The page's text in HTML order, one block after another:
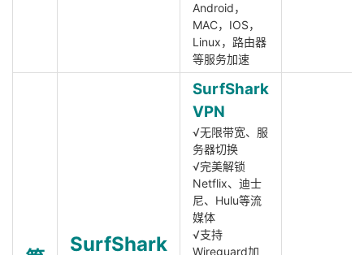
Android，
MAC，IOS，
Linux，路由器
等服务加速
SurfShark
SurfShark
VPN
√无限带宽、服
务器切换
√完美解锁
Netflix、迪士
尼、Hulu等流
媒体
√支持
Wireguard加